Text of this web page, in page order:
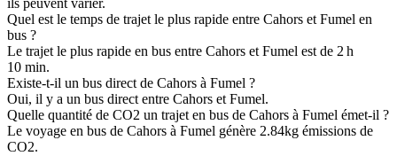
ils peuvent varier.
Quel est le temps de trajet le plus rapide entre Cahors et Fumel en
bus ?
Le trajet le plus rapide en bus entre Cahors et Fumel est de 2 h
10 min.
Existe-t-il un bus direct de Cahors à Fumel ?
Oui, il y a un bus direct entre Cahors et Fumel.
Quelle quantité de CO2 un trajet en bus de Cahors à Fumel émet-il ?
Le voyage en bus de Cahors à Fumel génère 2.84kg émissions de
CO2.